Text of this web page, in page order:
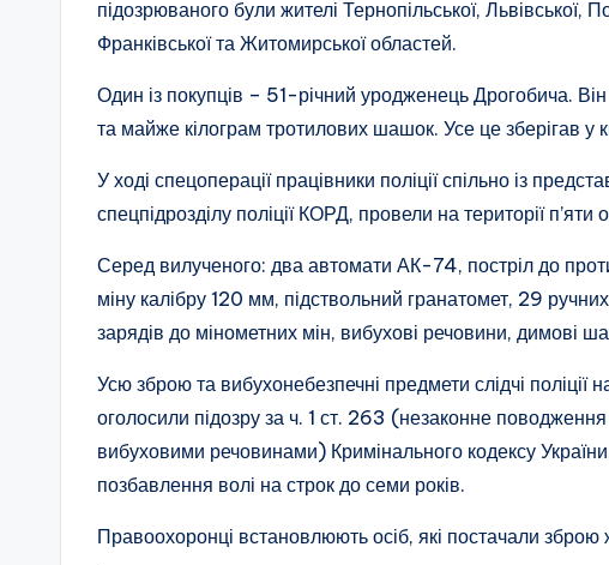
підозрюваного були жителі Тернопільської, Львівської,
Франківської та Житомирської областей.
Один із покупців – 51-річний уродженець Дрогобича.
та майже кілограм тротилових шашок. Усе це зберігав у
У ході спецоперації працівники поліції спільно із
спецпідрозділу поліції КОРД, провели на території п’яти
Серед вилученого: два автомати АК-74, постріл до
міну калібру 120 мм, підствольний гранатомет, 29
зарядів до мінометних мін, вибухові речовини, димові
Усю зброю та вибухонебезпечні предмети слідчі
оголосили підозру за ч. 1 ст. 263 (незаконне
вибуховими речовинами) Кримінального кодексу
позбавлення волі на строк до семи років.
Правоохоронці встановлюють осіб, які постачали